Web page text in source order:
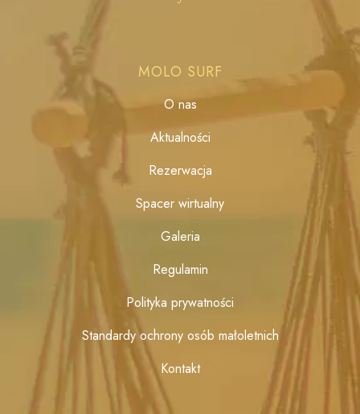
MOLO SURF
O nas
Aktualności
Rezerwacja
Spacer wirtualny
Galeria
Regulamin
Polityka prywatności
Standardy ochrony osób małoletnich
Kontakt